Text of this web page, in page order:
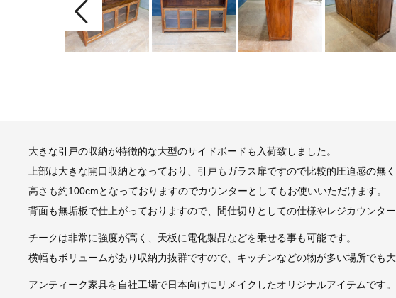
大きな引戸の収納が特徴的な大型のサイドボードも入荷致しました。
上部は大きな開口収納となっており、引戸もガラス扉ですので比較的圧迫感の無
高さも約100cmとなっておりますのでカウンターとしてもお使いいただけます。
背面も無垢板で仕上がっておりますので、間仕切りとしての仕様やレジカウンター
チークは非常に強度が高く、天板に電化製品などを乗せる事も可能です。
横幅もボリュームがあり収納力抜群ですので、キッチンなどの物が多い場所でも大
アンティーク家具を自社工場で日本向けにリメイクしたオリジナルアイテムです。